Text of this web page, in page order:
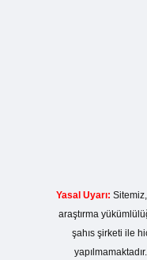
Yasal Uyarı:
araştırma
şahıs şirketi ile